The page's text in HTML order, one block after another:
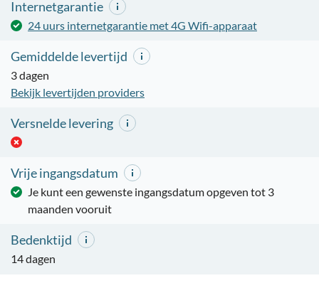
Internetgarantie
24 uurs internetgarantie met 4G Wifi-apparaat
Gemiddelde levertijd
3 dagen
Bekijk levertijden providers
Versnelde levering
Vrije ingangsdatum
Je kunt een gewenste ingangsdatum opgeven tot 3
maanden vooruit
Bedenktijd
14 dagen